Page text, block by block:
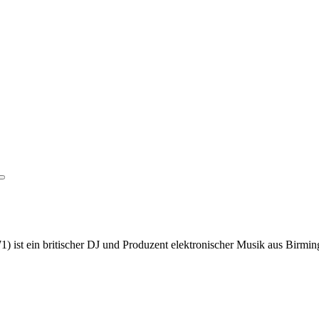
ist ein britischer DJ und Produzent elektronischer Musik aus